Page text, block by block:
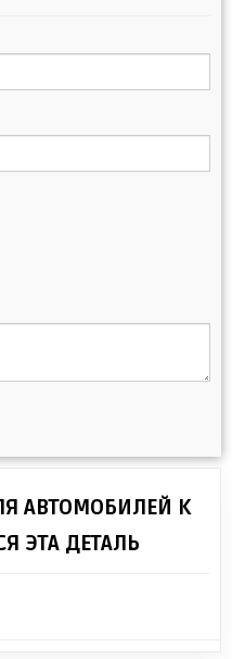
АВТОМОБИЛЕЙ К
ЭТА ДЕТАЛЬ